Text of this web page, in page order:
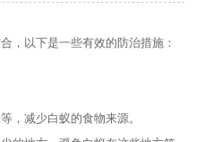
，以下是一些有效的防治措施：
，减少白蚁的食物来源。